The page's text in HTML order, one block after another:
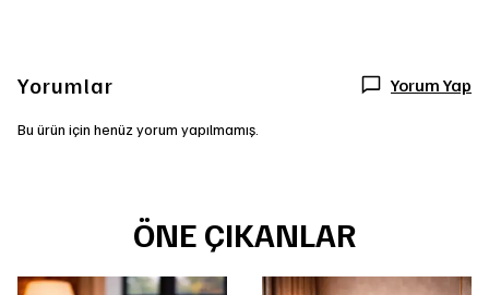
Yorumlar Yorum Yap
Bu ürün için henüz yorum yapılmamış.
ÖNE ÇIKANLAR